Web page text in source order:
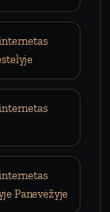
Panevėžyje